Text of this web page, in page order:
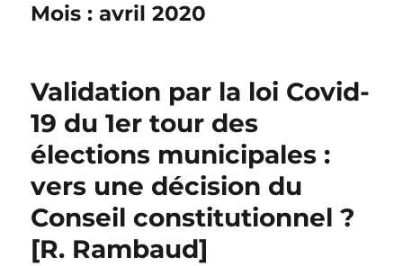
Mois :avril 2020
Validation par la loi Covid-
19 du 1er tour des
élections municipales :
vers une décision du
Conseil constitutionnel ?
[R. Rambaud]